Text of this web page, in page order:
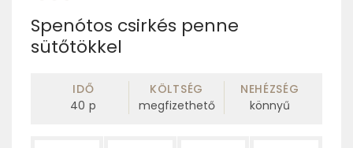
Spenótos csirkés penne
sütőtökkel
IDŐ
40 p
KÖLTSÉG
megfizethető
NEHÉZSÉG
könnyű